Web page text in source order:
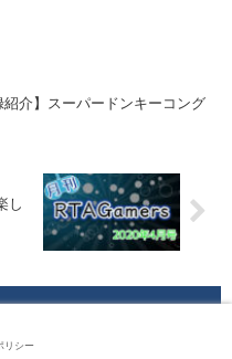
紹介】スーパードンキーコング
し
リシー